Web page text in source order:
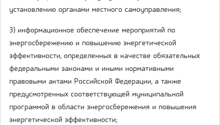
установлению органами местного самоуправления;
3) информационное обеспечение мероприятий по
энергосбережению и повышению энергетической
эффективности, определенных в качестве обязательных
федеральными законами и иными нормативными
правовыми актами Российской Федерации, а также
предусмотренных соответствующей муниципальной
программой в области энергосбережения и повышения
энергетической эффективности;